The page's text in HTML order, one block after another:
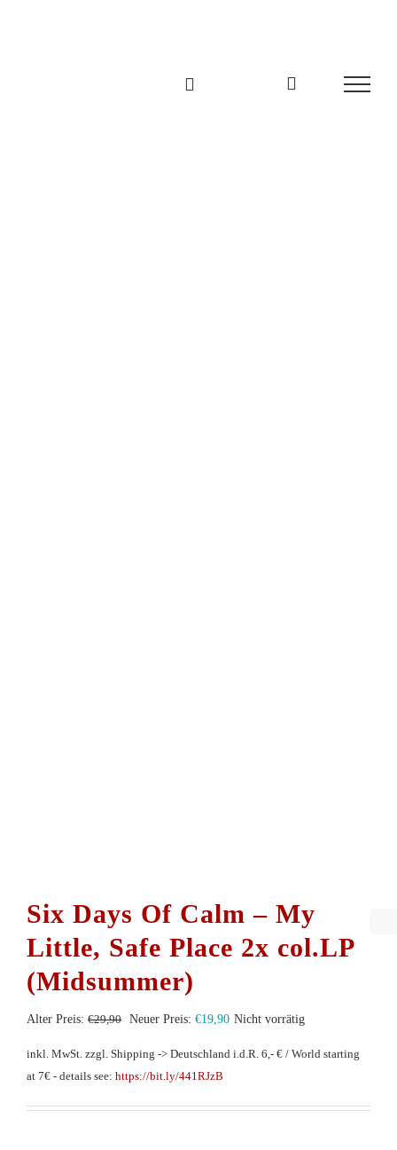
Six Days Of Calm – My
Little, Safe Place 2x col.LP
(Midsummer)
Alter Preis: €29,90 Ursprünglicher
Neuer Preis: €19,90Aktueller
Nicht vorrätig
inkl. MwSt. zzgl. Shipping -> Deutschland i.d.R. 6,- € / World starting
at 7€ - details see: https://bit.ly/441RJzB